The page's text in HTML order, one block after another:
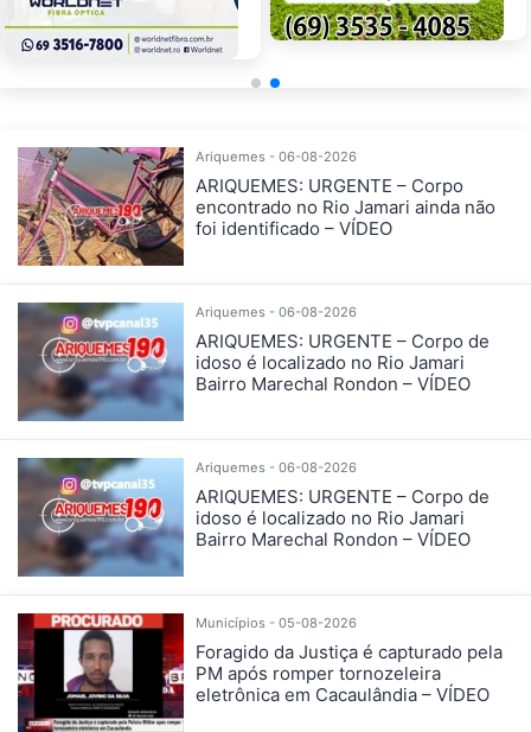
Ariquemes - 06-08-2026
ARIQUEMES: URGENTE – Corpo
encontrado no Rio Jamari ainda não
foi identificado – VÍDEO
Ariquemes - 06-08-2026
ARIQUEMES: URGENTE – Corpo de
idoso é localizado no Rio Jamari
Bairro Marechal Rondon – VÍDEO
Ariquemes - 06-08-2026
ARIQUEMES: URGENTE – Corpo de
idoso é localizado no Rio Jamari
Bairro Marechal Rondon – VÍDEO
Municípios - 05-08-2026
Foragido da Justiça é capturado pela
PM após romper tornozeleira
eletrônica em Cacaulândia – VÍDEO